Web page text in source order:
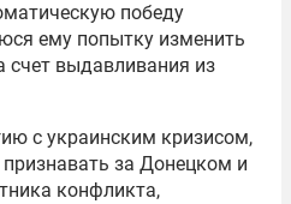
победу
ему попытку изменить
счет выдавливания из
с украинским кризисом,
за Донецком и
конфликта,